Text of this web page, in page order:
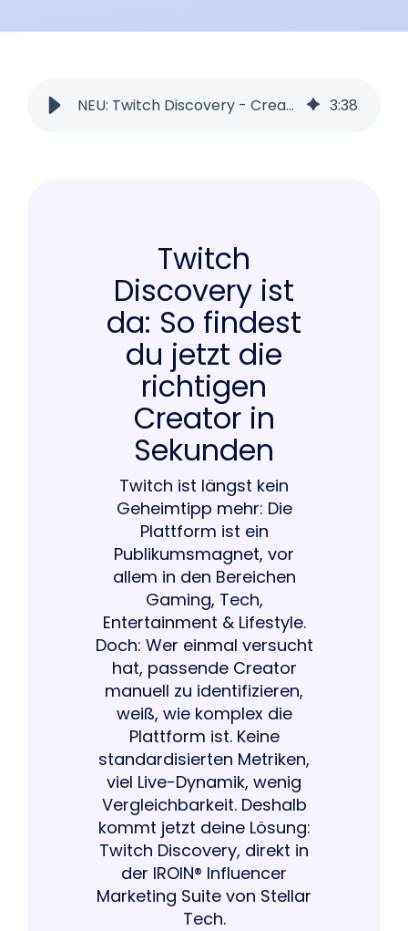
NEU: Twitch Discovery - Creator datenbasiert & ohne Umwege finden 3:38
Twitch
Discovery ist
da: So findest
du jetzt die
richtigen
Creator in
Sekunden
Twitch ist längst kein
Geheimtipp mehr: Die
Plattform ist ein
Publikumsmagnet, vor
allem in den Bereichen
Gaming, Tech,
Entertainment & Lifestyle.
Doch: Wer einmal versucht
hat, passende Creator
manuell zu identifizieren,
weiß, wie komplex die
Plattform ist. Keine
standardisierten Metriken,
viel Live-Dynamik, wenig
Vergleichbarkeit. Deshalb
kommt jetzt deine Lösung:
Twitch Discovery, direkt in
der IROIN® Influencer
Marketing Suite von Stellar
Tech.